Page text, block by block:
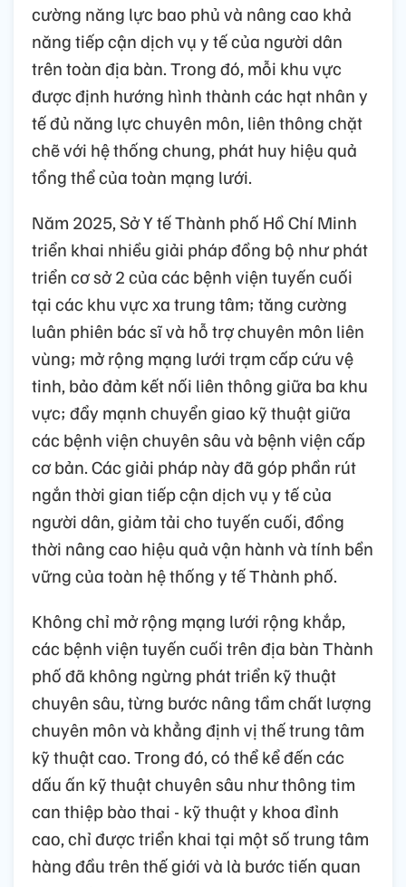
cường năng lực bao phủ và nâng cao khả
năng tiếp cận dịch vụ y tế của người dân
trên toàn địa bàn. Trong đó, mỗi khu vực
được định hướng hình thành các hạt nhân y
tế đủ năng lực chuyên môn, liên thông chặt
chẽ với hệ thống chung, phát huy hiệu quả
tổng thể của toàn mạng lưới.
Năm 2025, Sở Y tế Thành phố Hồ Chí Minh
triển khai nhiều giải pháp đồng bộ như phát
triển cơ sở 2 của các bệnh viện tuyến cuối
tại các khu vực xa trung tâm; tăng cường
luân phiên bác sĩ và hỗ trợ chuyên môn liên
vùng; mở rộng mạng lưới trạm cấp cứu vệ
tinh, bảo đảm kết nối liên thông giữa ba khu
vực; đẩy mạnh chuyển giao kỹ thuật giữa
các bệnh viện chuyên sâu và bệnh viện cấp
cơ bản. Các giải pháp này đã góp phần rút
ngắn thời gian tiếp cận dịch vụ y tế của
người dân, giảm tải cho tuyến cuối, đồng
thời nâng cao hiệu quả vận hành và tính bền
vững của toàn hệ thống y tế Thành phố.
Không chỉ mở rộng mạng lưới rộng khắp,
các bệnh viện tuyến cuối trên địa bàn Thành
phố đã không ngừng phát triển kỹ thuật
chuyên sâu, từng bước nâng tầm chất lượng
chuyên môn và khẳng định vị thế trung tâm
kỹ thuật cao. Trong đó, có thể kể đến các
dấu ấn kỹ thuật chuyên sâu như thông tim
can thiệp bào thai - kỹ thuật y khoa đỉnh
cao, chỉ được triển khai tại một số trung tâm
hàng đầu trên thế giới và là bước tiến quan